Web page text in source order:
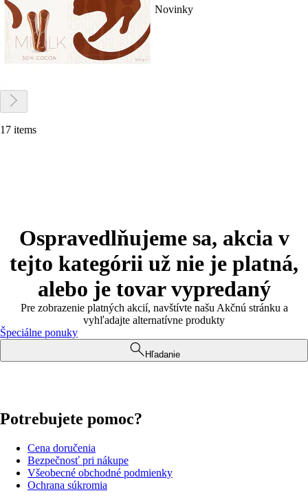
Novinky
17 items
Ospravedlňujeme sa, akcia v
tejto kategórii už nie je platná,
alebo je tovar vypredaný
Pre zobrazenie platných akcií, navštívte našu Akčnú stránku a
vyhľadajte alternatívne produkty
Špeciálne ponuky
Hľadanie
Potrebujete pomoc?
Cena doručenia
Bezpečnosť pri nákupe
Všeobecné obchodné podmienky
Ochrana súkromia